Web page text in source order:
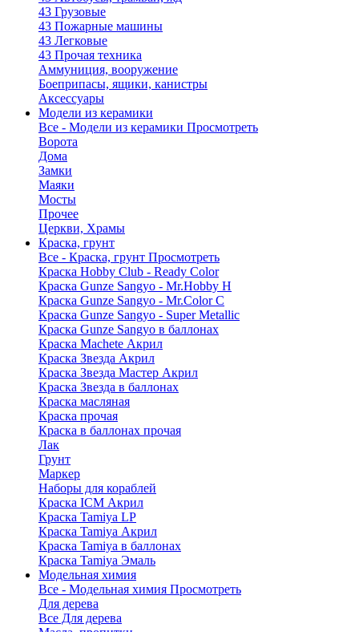
43 Грузовые
43 Пожарные машины
43 Легковые
43 Прочая техника
Аммуниция, вооружение
Боеприпасы, ящики, канистры
Аксессуары
Модели из керамики
Все - Модели из керамики Просмотреть
Ворота
Дома
Замки
Маяки
Мосты
Прочее
Церкви, Храмы
Краска, грунт
Все - Краска, грунт Просмотреть
Краска Hobby Club - Ready Color
Краска Gunze Sangyo - Mr.Hobby H
Краска Gunze Sangyo - Mr.Color C
Краска Gunze Sangyo - Super Metallic
Краска Gunze Sangyo в баллонах
Краска Machete Акрил
Краска Звезда Акрил
Краска Звезда Мастер Акрил
Краска Звезда в баллонах
Краска масляная
Краска прочая
Краска в баллонах прочая
Лак
Грунт
Маркер
Наборы для кораблей
Краска ICM Акрил
Краска Tamiya LP
Краска Tamiya Акрил
Краска Tamiya в баллонах
Краска Tamiya Эмаль
Модельная химия
Все - Модельная химия Просмотреть
Для дерева
Все Для дерева